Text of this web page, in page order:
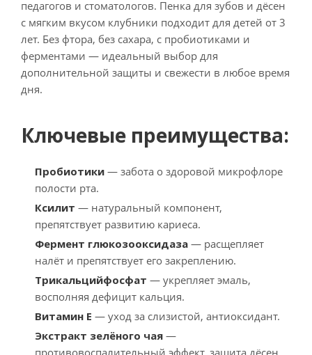
педагогов и стоматологов. Пенка для зубов и дёсен
с мягким вкусом клубники подходит для детей от 3
лет. Без фтора, без сахара, с пробиотиками и
ферментами — идеальный выбор для
дополнительной защиты и свежести в любое время
дня.
Ключевые преимущества:
Пробиотики — забота о здоровой микрофлоре
полости рта.
Ксилит — натуральный компонент,
препятствует развитию кариеса.
Фермент глюкозооксидаза — расщепляет
налёт и препятствует его закреплению.
Трикальцийфосфат — укрепляет эмаль,
восполняя дефицит кальция.
Витамин Е — уход за слизистой, антиоксидант.
Экстракт зелёного чая —
противовоспалительный эффект, защита дёсен.